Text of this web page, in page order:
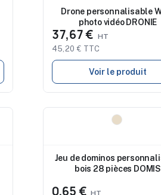
Drone personnalisable
photo vidéo DRONIE
37,67 €
45,20 € TTC
Voir le produit
Jeu de dominos
bois 28 pièces DOMIS
0,65 €